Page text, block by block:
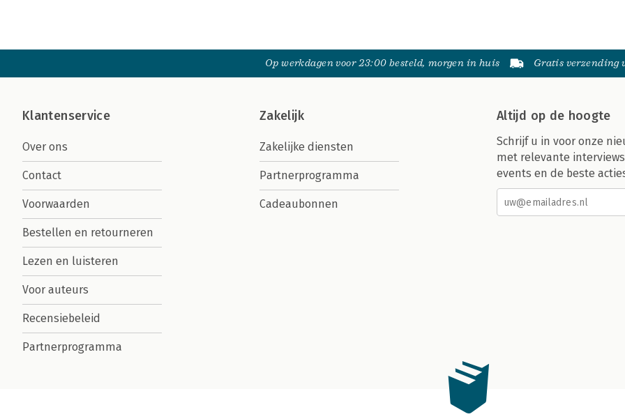
Op werkdagen voor 23:00 besteld, morgen in huis Gratis verzending
Klantenservice
Over ons
Contact
Voorwaarden
Bestellen en retourneren
Lezen en luisteren
Voor auteurs
Recensiebeleid
Partnerprogramma
Zakelijk
Zakelijke diensten
Partnerprogramma
Cadeaubonnen
Altijd op de hoogte
Schrijf u in voor onze
met relevante
events en de beste